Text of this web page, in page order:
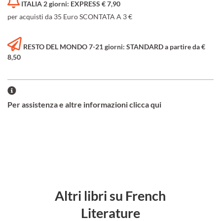
ITALIA 2 giorni: EXPRESS € 7,90
per acquisti da 35 Euro SCONTATA A 3 €
RESTO DEL MONDO 7-21 giorni: STANDARD a partire da €
8,50
Per assistenza e altre informazioni clicca qui
Altri libri su French
Literature